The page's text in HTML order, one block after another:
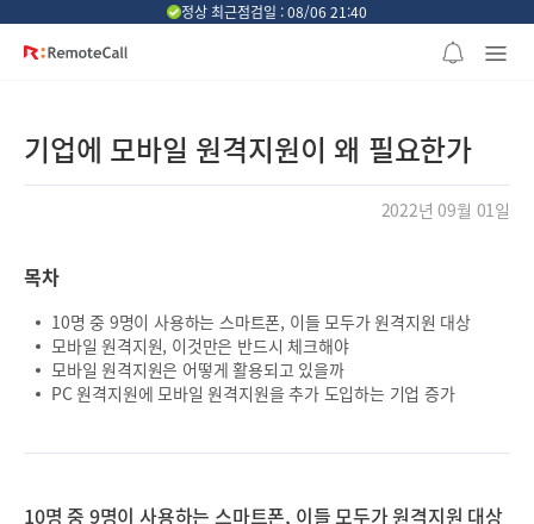
정상 최근점검일 : 08/06 21:40
기업에 모바일 원격지원이 왜 필요한가
2022년 09월 01일
목차
10명 중 9명이 사용하는 스마트폰, 이들 모두가 원격지원 대상
모바일 원격지원, 이것만은 반드시 체크해야
모바일 원격지원은 어떻게 활용되고 있을까
PC 원격지원에 모바일 원격지원을 추가 도입하는 기업 증가
10명 중 9명이 사용하는 스마트폰, 이들 모두가 원격지원 대상